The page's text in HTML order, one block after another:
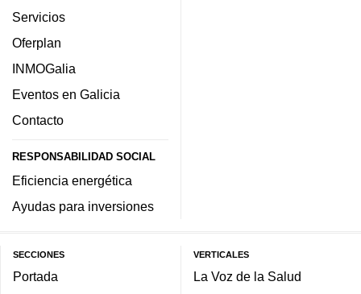
Servicios
Oferplan
INMOGalia
Eventos en Galicia
Contacto
RESPONSABILIDAD SOCIAL
Eficiencia energética
Ayudas para inversiones
SECCIONES
Portada
VERTICALES
La Voz de la Salud